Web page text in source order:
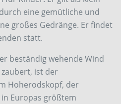
eine gemütliche und
großes Gedränge. Er findet
statt.
beständig wehende Wind
ist der
Hoherodskopf, der
Europas größtem